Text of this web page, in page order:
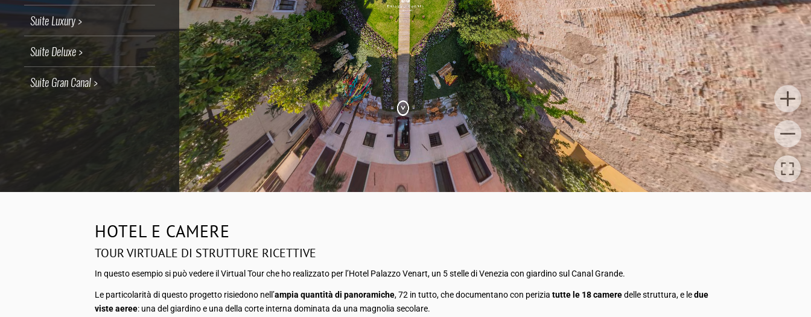
HOTEL E CAMERE
TOUR VIRTUALE DI STRUTTURE RICETTIVE
In questo esempio si può vedere il Virtual Tour che ho realizzato per l’Hotel Palazzo Venart, un 5 stelle diVenezia con giardino sul Canal Grande.
Le particolarità di questo progetto risiedono nell’ampia quantità di panoramiche, 72 in tutto, che documentano con perizia tutte le 18 cameredelle struttura, e ledue
viste aeree: una del giardino e una della corte interna dominata da una magnolia secolare.